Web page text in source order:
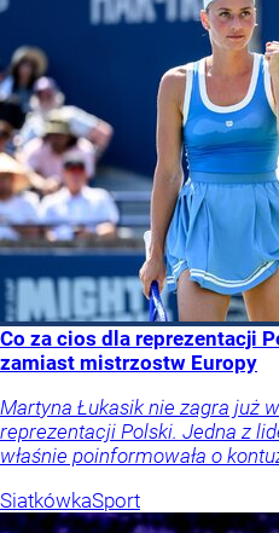
Co za cios dla reprezentacji
zamiast mistrzostw Europy
Martyna Łukasik nie zagra już
reprezentacji Polski. Jedna z
właśnie poinformowała o
SiatkówkaSport